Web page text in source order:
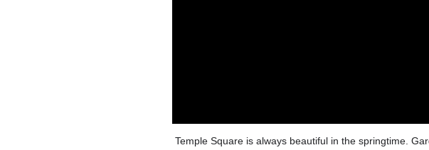
Temple Square is always beautiful in the springtime.